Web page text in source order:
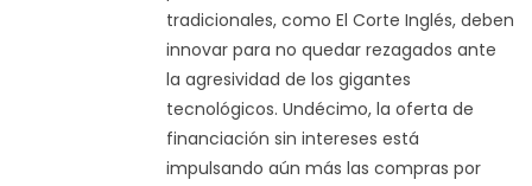
tradicionales, como El Corte Inglés, deben
innovar para no quedar rezagados ante
la agresividad de los gigantes
tecnológicos. Undécimo, la oferta de
financiación sin intereses está
impulsando aún más las compras por